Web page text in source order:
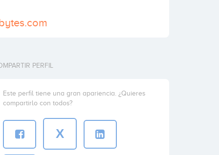
PERFIL
Este perfil tiene una gran apariencia. ¿Quieres
compartirlo con todos?
X